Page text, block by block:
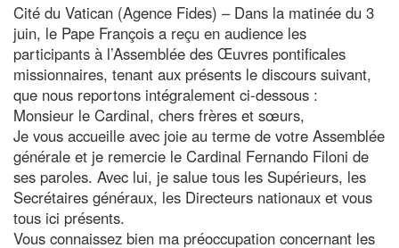
Cité du Vatican (Agence Fides) – Dans la matinée du 3
juin, le Pape François a reçu en audience les
participants à l’Assemblée des Œuvres pontificales
missionnaires, tenant aux présents le discours suivant,
que nous reportons intégralement ci-dessous :
Monsieur le Cardinal, chers frères et sœurs,
Je vous accueille avec joie au terme de votre Assemblée
générale et je remercie le Cardinal Fernando Filoni de
ses paroles. Avec lui, je salue tous les Supérieurs, les
Secrétaires généraux, les Directeurs nationaux et vous
tous ici présents.
Vous connaissez bien ma préoccupation concernant les